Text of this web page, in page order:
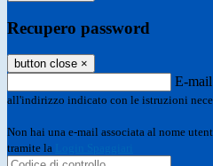
Recupero password
button close ×
E-mail
all'indirizzo indicato con le istruzioni
Non hai una e-mail associata al nome
tramite la